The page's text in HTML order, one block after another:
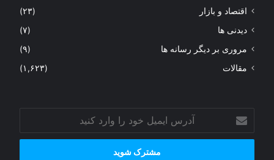
اقتصاد و بازار
(۲۳)
دیدنی ها
(۷)
مروری بر دیگر رسانه ها
(۹)
مقالات
(۱,۶۲۳)
ایمیل
خود